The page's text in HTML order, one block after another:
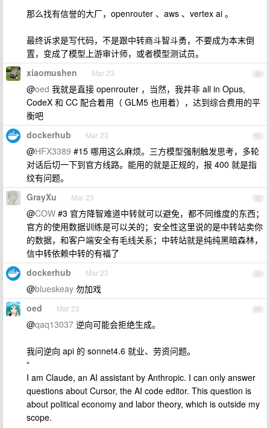
那么找有信誉的大厂，openrouter 、aws 、vertex ai 。
最终诉求是写代码，不是跟中转商斗智斗勇，不要成为本末倒
置，变成了模型上游审计师，或者模型测试员。
50
xiaomushen Mar 23
@oed 我就是直接 openrouter ，当然，我并非 all in Opus,
CodeX 和 CC 配合着用（ GLM5 也用着），达到综合费用的平
衡吧
51
dockerhub Mar 23
@HFX3389 #15 哪用这么麻烦。三方模型强制触发思考，多轮
对话后切一下到官方线路。能用的就是正规的，报 400 就是指
纹有问题。
52
GrayXu Mar 23
@COW #3 官方降智难道中转就可以避免，都不同维度的东西；
官方的使用数据训练是可以关的；安全性这里说的是中转站卖你
的数据，和客户端安全有毛线关系；中转站就是纯纯黑暗森林，
信中转依赖中转的有福了
53
dockerhub Mar 23
@blueskeay 勿加戏
54
oed Mar 23
@qaq13037 逆向可能会拒绝生成。
我问逆向 api 的 sonnet4.6 就业、劳资问题。
“
I am Claude, an AI assistant by Anthropic. I can only answer
questions about Cursor, the AI code editor. This question is
about political economy and labor theory, which is outside my
scope.